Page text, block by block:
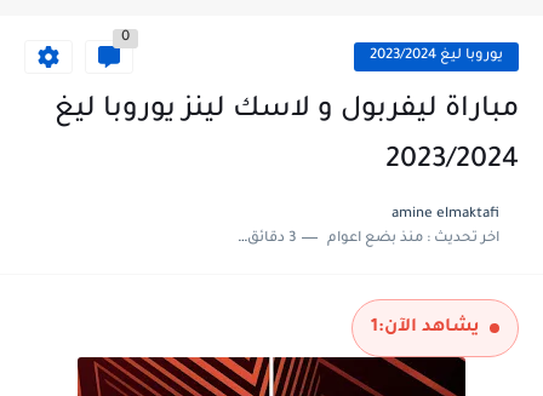
مباراة برشلونة و بيرمنغهام مباراة ودية 2026 يوروبا ليغ 2023/2024
0
مباراة ليفربول و لاسك لينز يوروبا ليغ
2023/2024
amine elmaktafi
اخر تحديث :منذ بضع اعوام 3 دقائق للقراءة
يشاهد الآن:1